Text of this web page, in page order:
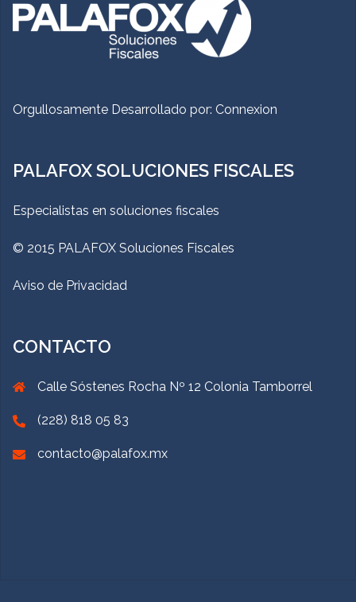
Orgullosamente Desarrollado por: Connexion
PALAFOX SOLUCIONES FISCALES
Especialistas en soluciones fiscales
© 2015 PALAFOX Soluciones Fiscales
Aviso de Privacidad
CONTACTO
Calle Sóstenes Rocha Nº 12 Colonia Tamborrel
(228) 818 05 83
contacto@palafox.mx